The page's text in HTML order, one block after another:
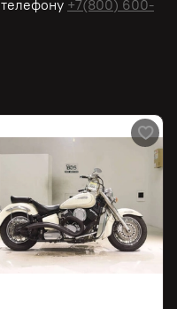
телефону +7(800) 600-